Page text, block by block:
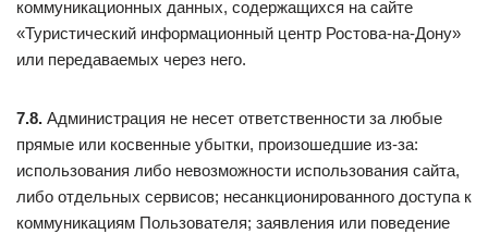
коммуникационных данных, содержащихся на сайте
«Туристический информационный центр Ростова-на-Дону»
или передаваемых через него.
7.8. Администрация не несет ответственности за любые
прямые или косвенные убытки, произошедшие из-за:
использования либо невозможности использования сайта,
либо отдельных сервисов; несанкционированного доступа к
коммуникациям Пользователя; заявления или поведение